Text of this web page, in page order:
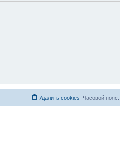
Часовой пояс:
Удалить cookies